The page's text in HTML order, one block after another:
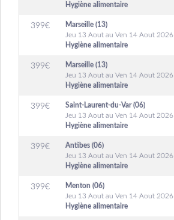
Hygiène alimentaire
399€
Marseille (13)
Jeu 13 Aout au Ven 14 Aout 2026
Hygiène alimentaire
399€
Marseille (13)
Jeu 13 Aout au Ven 14 Aout 2026
Hygiène alimentaire
399€
Saint-Laurent-du-Var (06)
Jeu 13 Aout au Ven 14 Aout 2026
Hygiène alimentaire
399€
Antibes (06)
Jeu 13 Aout au Ven 14 Aout 2026
Hygiène alimentaire
399€
Menton (06)
Jeu 13 Aout au Ven 14 Aout 2026
Hygiène alimentaire